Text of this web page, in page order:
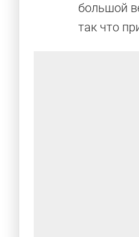
большой
так что